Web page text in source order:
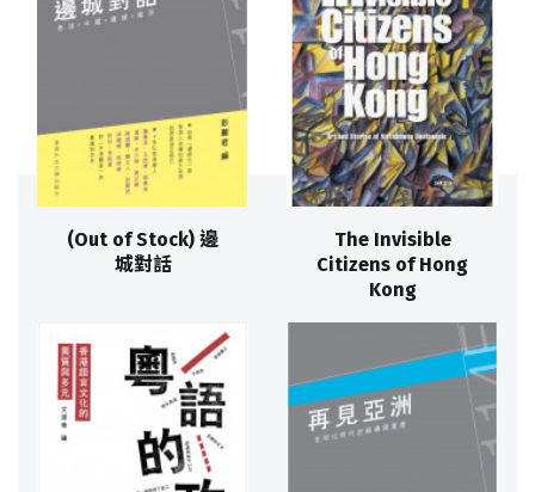
(Out of Stock) 邊
城對話
The Invisible
Citizens of Hong
Kong